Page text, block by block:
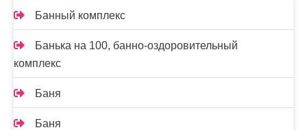
Банный комплекс
Банька на 100, банно-оздоровительный
комплекс
Баня
Баня